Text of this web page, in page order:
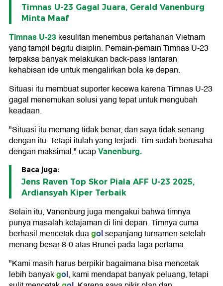
Timnas U-23 Gagal Juara, Gerald Vanenburg
Minta Maaf
Timnas U-23kesulitan menembus pertahanan Vietnam
yang tampil begitu disiplin. Pemain-pemain Timnas U-23
terpaksa banyak melakukan back-pass lantaran
kehabisan ide untuk mengalirkan bola ke depan.
Situasi itu membuat suporter kecewa karena Timnas U-23
gagal menemukan solusi yang tepat untuk mengubah
keadaan.
"Situasi itu memang tidak benar, dan saya tidak senang
dengan itu. Tetapi itulah yang terjadi. Tim sudah berusaha
dengan maksimal," ucapVanenburg.
Baca juga:
Jens Raven Top Skor Piala AFF U-23 2025,
Ardiansyah Kiper Terbaik
Selain itu, Vanenburg juga mengakui bahwa timnya
punya masalah ketajaman di lini depan. Timnya cuma
berhasil mencetak duagolsepanjang turnamen setelah
menang besar 8-0 atas Brunei pada laga pertama.
"Kami masih harus berpikir bagaimana bisa mencetak
lebih banyakgol, kami mendapat banyak peluang, tetapi